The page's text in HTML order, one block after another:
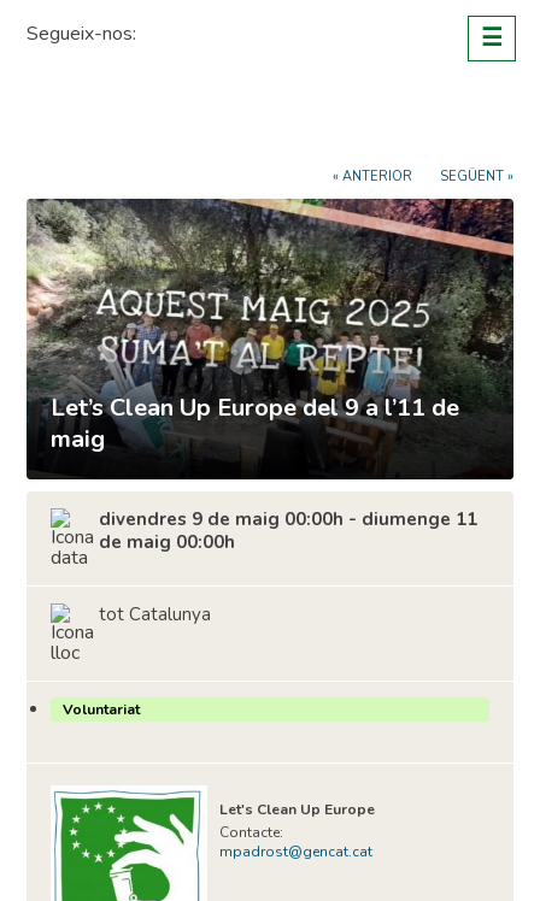
Segueix-nos: ☰
« ANTERIOR SEGÜENT »
Let’s Clean Up Europe del 9 a l’11 de
maig
divendres 9 de maig 00:00h - diumenge 11
de maig 00:00h
tot Catalunya
Voluntariat
Let's Clean Up Europe
Contacte:
mpadrost@gencat.cat